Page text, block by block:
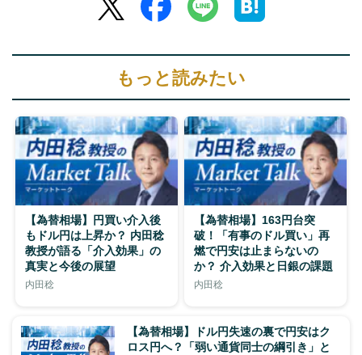
もっと読みたい
【為替相場】円買い介入後
もドル円は上昇か？ 内田稔
教授が語る「介入効果」の
真実と今後の展望
内田稔
【為替相場】163円台突
破！「有事のドル買い」再
燃で円安は止まらないの
か？ 介入効果と日銀の課題
内田稔
【為替相場】ドル円失速の裏で円安はク
ロス円へ？「弱い通貨同士の綱引き」と